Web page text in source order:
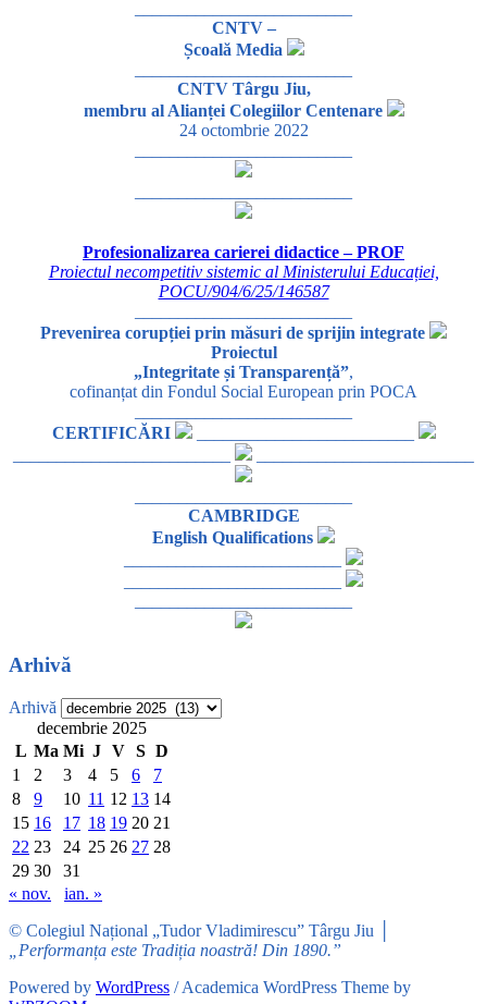
CNTV –
Școală Media
CNTV Târgu Jiu,
membru al Alianței Colegiilor Centenare
24 octombrie 2022
Profesionalizarea carierei didactice – PROF
Proiectul necompetitiv sistemic al Ministerului Educației,
POCU/904/6/25/146587
Prevenirea corupției prin măsuri de sprijin integrate
Proiectul
„Integritate și Transparență”,
cofinanțat din Fondul Social European prin POCA
CERTIFICĂRI
_________________________
CAMBRIDGE
English Qualifications
Arhivă
Arhivă
decembrie 2025
L Ma Mi J V S D
1
2 3 4 5 6
7
8
9 10 11 12 13 14
15 16 17 18 19 20 21
22 23 24 25 26 27 28
29 30
31
« nov.
ian. »
© Colegiul Național „Tudor Vladimirescu” Târgu Jiu │
„Performanța este Tradiția noastră! Din 1890.”
Powered by WordPress / Academica WordPress Theme by